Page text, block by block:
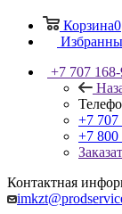
Корзина0
+7 707
+7 707
+7 800
Контактная